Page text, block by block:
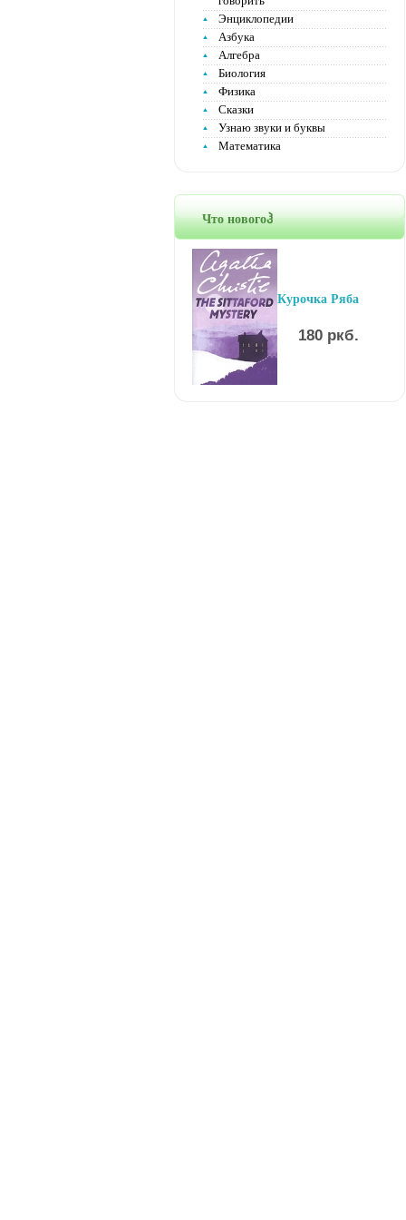
Энциклопедии
Азбука
Алгебра
Биология
Физика
Сказки
Узнаю звуки и буквы
Математика
Что новогоჰ
Курочка Ряба
180 ркб.